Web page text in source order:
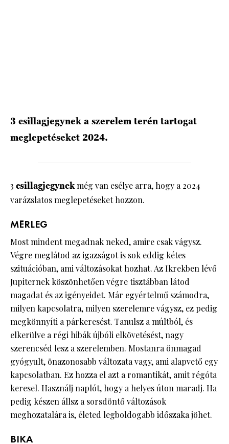
3 csillagjegynek a szerelem terén tartogat
meglepetéseket 2024.
3 csillagjegynekmég van esélye arra, hogy a 2024
varázslatos meglepetéseket hozzon.
MÉRLEG
Most mindent megadnak neked, amire csak vágysz.
Végre meglátod az igazságot is sok eddig kétes
szituációban, ami változásokat hozhat. Az Ikrekben lévő
Jupiternek köszönhetően végre tisztábban látod
magadat és az igényeidet. Már egyértelmű számodra,
milyen kapcsolatra, milyen szerelemre vágysz, ez pedig
megkönnyíti a párkeresést. Tanulsz a múltból, és
elkerülve a régi hibák újbóli elkövetésést, nagy
szerencséd lesz a szerelemben. Mostanra önmagad
gyógyult, önazonosabb változata vagy, ami alapvető egy
kapcsolatban. Ez hozza el azt a romantikát, amit régóta
keresel. Használj naplót, hogy a helyes úton maradj. Ha
pedig készen állsz a sorsdöntő változások
meghozatalára is, életed legboldogabb időszaka jöhet.
BIKA